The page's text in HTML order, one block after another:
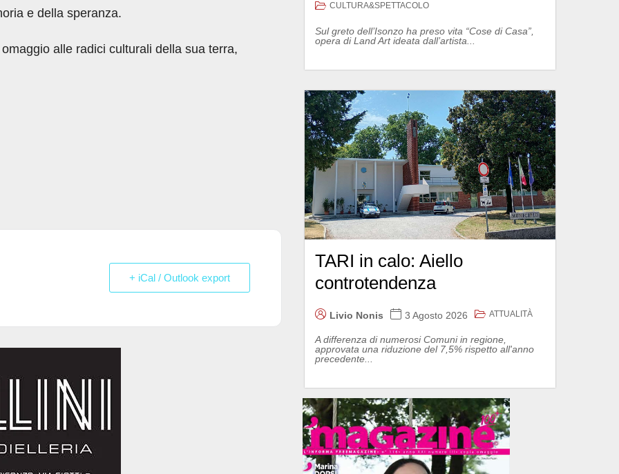
e della speranza.
alle radici culturali della sua terra,
+ iCal / Outlook export
CULTURA&SPETTACOLO
Sul greto dell’Isonzo ha preso vita “Cose di Casa”,
opera di Land Art ideata dall’artista...
TARI in calo: Aiello
controtendenza
Livio Nonis 3 Agosto 2026 ATTUALITÀ
A differenza di numerosi Comuni in regione,
approvata una riduzione del 7,5% rispetto all'anno
precedente...